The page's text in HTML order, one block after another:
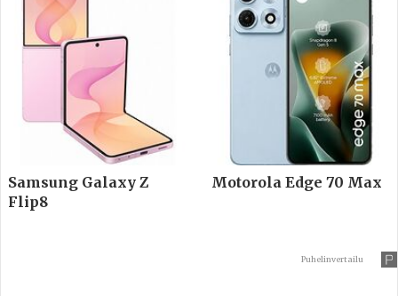
Samsung Galaxy Z
Flip8
Motorola Edge 70 Max
Puhelinvertailu